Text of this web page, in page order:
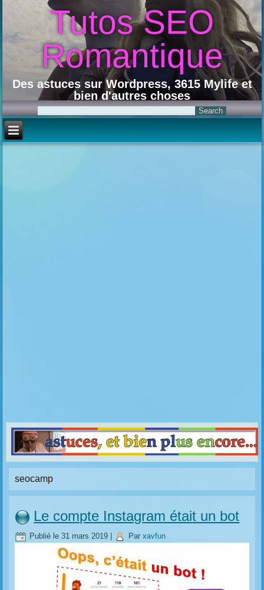
Tutos SEO
Romantique
Des astuces sur Wordpress, 3615 Mylife et
bien d'autres choses
seocamp
Le compte Instagram était un bot
Publié le 31 mars 2019 Par xavfun